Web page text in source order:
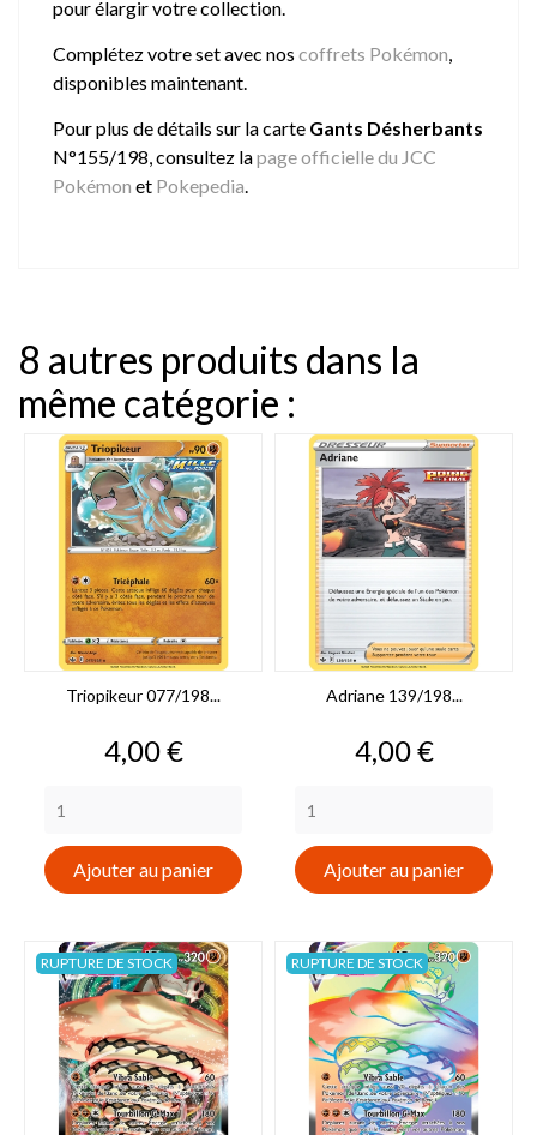
pour élargir votre collection.
Complétez votre set avec nos coffrets Pokémon,
disponibles maintenant.
Pour plus de détails sur la carte Gants Désherbants
N°155/198, consultez lapage officielle du JCC
Pokémon et Pokepedia.
8 autres produits dans la
même catégorie :
Triopikeur 077/198...
Prix
4,00 €
Ajouter au panier
Adriane 139/198...
Prix
4,00 €
Ajouter au panier
RUPTURE DE STOCK RUPTURE DE STOCK